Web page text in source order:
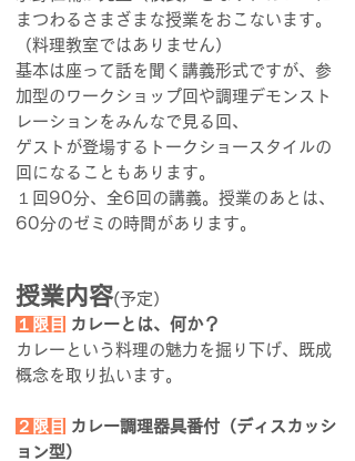
まつわるさまざまな授業をおこないます。
（料理教室ではありません）
基本は座って話を聞く講義形式ですが、参
加型のワークショップ回や調理デモンスト
レーションをみんなで見る回、
ゲストが登場するトークショースタイルの
回になることもあります。
１回90分、全6回の講義。授業のあとは、
60分のゼミの時間があります。
授業内容(予定）
１限目
カレーとは、何か？
カレーという料理の魅力を掘り下げ、既成
概念を取り払います。
２限目
カレー調理器具番付（ディスカッシ
ョン型）